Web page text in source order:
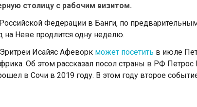
столицу с рабочим визитом.
Федерации в Банги, по
на Неве продлится одну неделю.
Исайяс Афеворк может посетить в июле
Об этом рассказал посол страны в РФ Петрос
в Сочи в 2019 году. В этом году второе